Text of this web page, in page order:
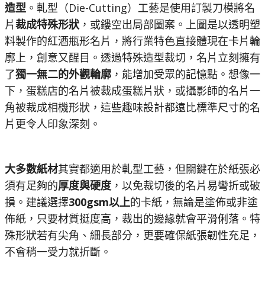
造型 。軋型（Die-Cutting）工藝是使用訂製刀模將名
片裁成特殊形狀 ，或鏤空出局部圖案。上圖是以透明塑
料製作的紅酒瓶形名片，將行業特色直接體現在卡片輪
廓上，創意又醒目。透過特殊造型裁切，名片立刻擁有
了獨一無二的外觀輪廓 ，能增加受眾的記憶點。想像一
下，蛋糕店的名片被裁成蛋糕片狀，或攝影師的名片一
角被裁成相機形狀，這些趣味設計都遠比標準尺寸的名
片更令人印象深刻。
大多數紙材其實都適用於軋型工藝，但關鍵在於紙張必
須有足夠的厚度與硬度 ，以免裁切後的名片易彎折或破
損。建議選擇300gsm以上的卡紙，無論是塗佈或非塗
佈紙，只要材質挺度高，裁出的邊緣就會平滑俐落。特
殊形狀若有尖角、細長部分，更要確保紙張韌性充足，
不會稍一受力就折斷。